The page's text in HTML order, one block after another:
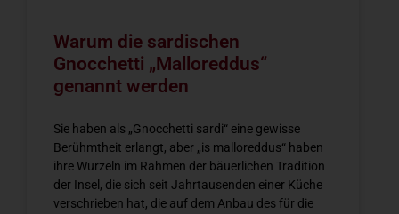
Warum die sardischen
Gnocchetti „Malloreddus“
genannt werden
Sie haben als „Gnocchetti sardi“ eine gewisse
Berühmtheit erlangt, aber „is malloreddus“ haben
ihre Wurzeln im Rahmen der bäuerlichen Tradition
der Insel, die sich seit Jahrtausenden einer Küche
verschrieben hat, die auf dem Anbau des für die